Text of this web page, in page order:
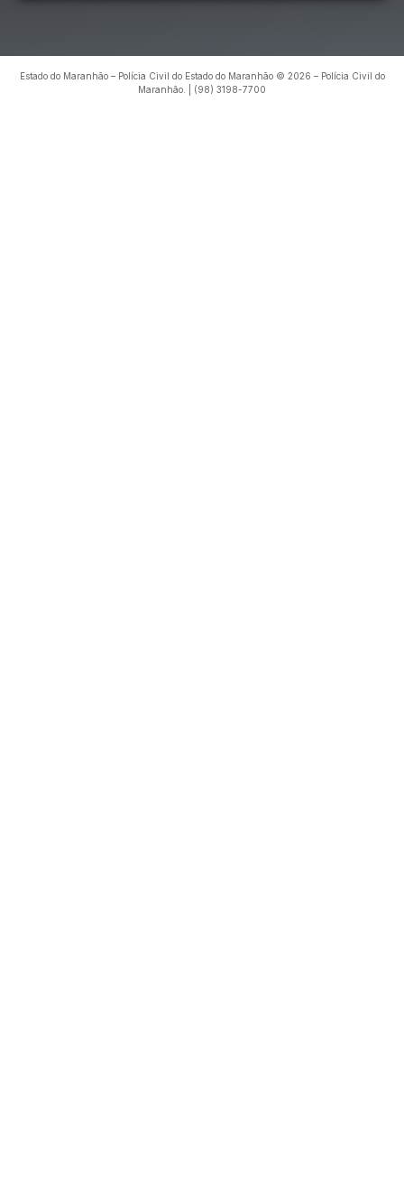
Estado do Maranhão – Polícia Civil do Estado do Maranhão © 2026 – Polícia Civil do
Maranhão. | (98) 3198-7700